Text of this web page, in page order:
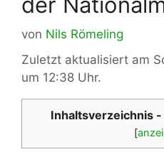
von Nils Römeling
Zuletzt aktualisiert am
um 12:38 Uhr.
Inhaltsverzeichnis
[